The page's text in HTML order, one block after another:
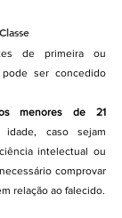
de primeira ou
ser concedido
menores de 21
caso sejam
intelectual ou
comprovar
relação ao falecido.